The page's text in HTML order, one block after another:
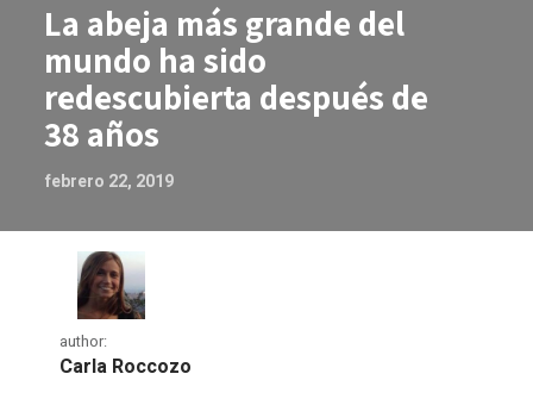
La abeja más grande del
mundo ha sido
redescubierta después de
38 años
febrero 22, 2019
author:
Carla Roccozo